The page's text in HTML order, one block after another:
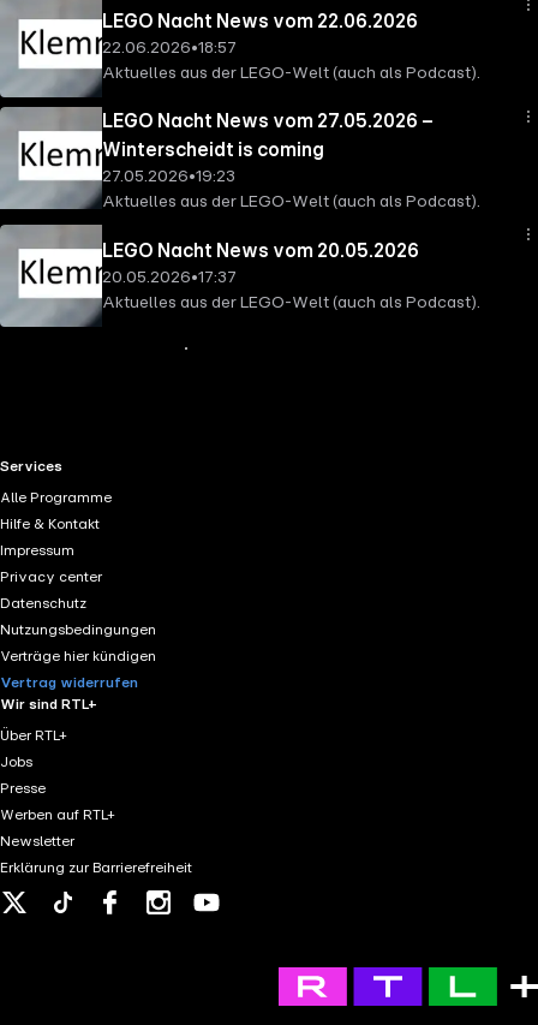
etwas zur tagesaktuellen Politik (Einschränkung des
Informationsfreiheitsrechts bzw. IFG Bund).
LEGO Nacht News vom 22.06.2026
22.06.2026•18:57
Aktuelles aus der LEGO-Welt (auch als Podcast).
LEGO Nacht News vom 27.05.2026 –
Winterscheidt is coming
27.05.2026•19:23
Aktuelles aus der LEGO-Welt (auch als Podcast).
LEGO Nacht News vom 20.05.2026
20.05.2026•17:37
Aktuelles aus der LEGO-Welt (auch als Podcast).
RTL+ useful links.
Services
Alle Programme
Hilfe & Kontakt
Impressum
Privacy center
Datenschutz
Nutzungsbedingungen
Verträge hier kündigen
Vertrag widerrufen
Wir sind RTL+
Über RTL+
Jobs
Presse
Werben auf RTL+
Newsletter
Erklärung zur Barrierefreiheit
Tiktok FacebookInstagram